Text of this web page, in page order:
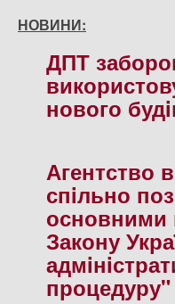
НОВИНИ:
ДПТ
нового
Агентство
спiльно
основними
Закону
процедуру"